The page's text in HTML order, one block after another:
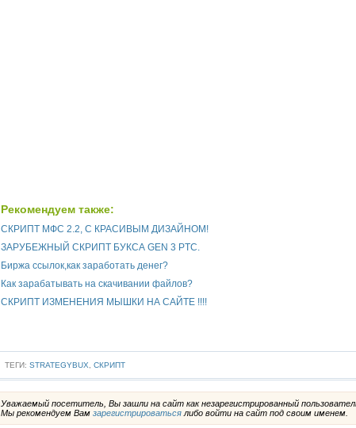
Рекомендуем также:
СКРИПТ МФС 2.2, С КРАСИВЫМ ДИЗАЙНОМ!
ЗАРУБЕЖНЫЙ СКРИПТ БУКСА GEN 3 PTC.
Биржа ссылок,как заработать денег?
Как зарабатывать на скачивании файлов?
СКРИПТ ИЗМЕНЕНИЯ МЫШКИ НА САЙТЕ !!!!
ТЕГИ: STRATEGYBUX СКРИПТ
Уважаемый посетитель, Вы зашли на сайт как незарегистрированный
Мы рекомендуем Вам зарегистрироватьсялибо войти на сайт под своим именем.